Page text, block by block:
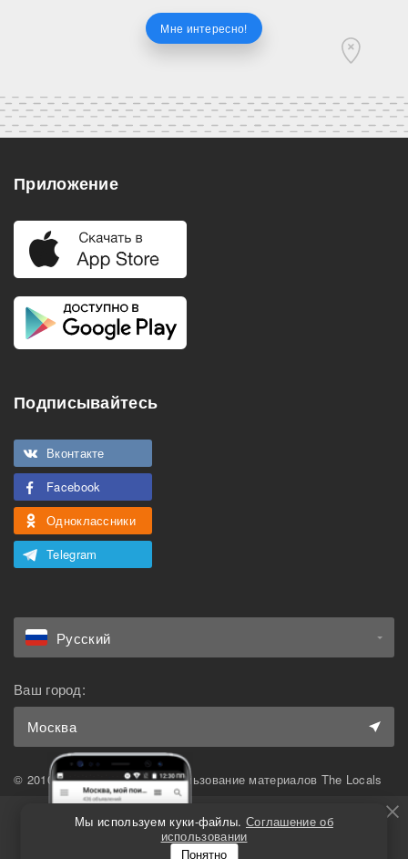
Мне интересно!
Приложение
Подписывайтесь
Вконтакте
Facebook
Одноклассники
Telegram
Русский
Ваш город:
Москва
© 2010-2026 The Locals. Использование материалов The Locals
возможно только при наличии активной ссылки на
первоисточник.
В закрытой базе
ещё больше
Мы используем куки-файлы. Соглашение об
использовании
Понятно